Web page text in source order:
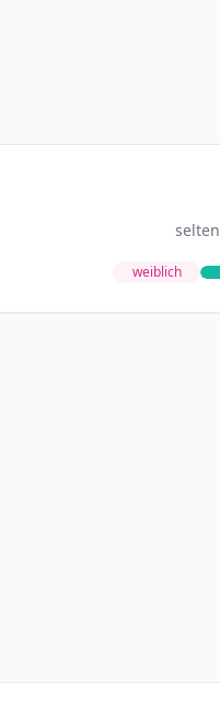
selten
weiblich